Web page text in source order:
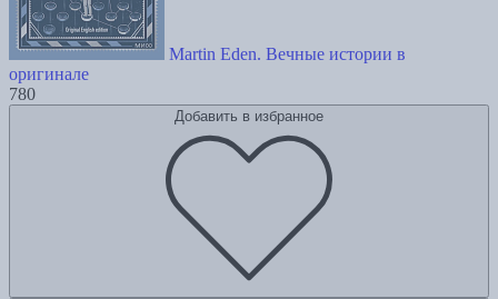
Martin Eden. Вечные истории в
оригинале
780
Добавить в избранное